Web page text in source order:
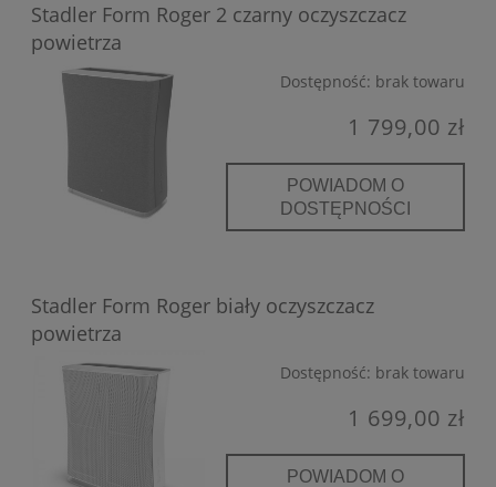
Stadler Form Roger 2 czarny oczyszczacz
powietrza
Dostępność: brak towaru
1 799,00 zł
POWIADOM O
DOSTĘPNOŚCI
Stadler Form Roger biały oczyszczacz
powietrza
Dostępność: brak towaru
1 699,00 zł
POWIADOM O